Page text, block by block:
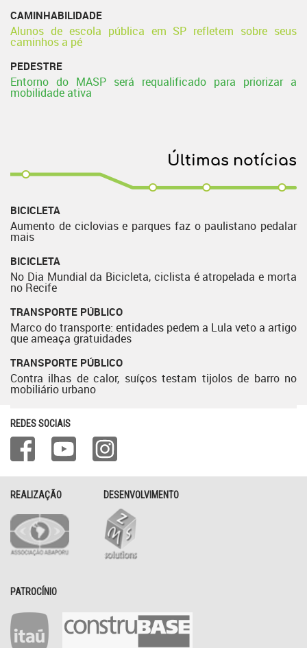
CAMINHABILIDADE
Alunos de escola pública em SP refletem sobre seus
caminhos a pé
PEDESTRE
Entorno do MASP será requalificado para priorizar a
mobilidade ativa
Últimas notícias
BICICLETA
Aumento de ciclovias e parques faz o paulistano pedalar
mais
BICICLETA
No Dia Mundial da Bicicleta, ciclista é atropelada e morta
no Recife
TRANSPORTE PÚBLICO
Marco do transporte: entidades pedem a Lula veto a artigo
que ameaça gratuidades
TRANSPORTE PÚBLICO
Contra ilhas de calor, suíços testam tijolos de barro no
mobiliário urbano
REDES SOCIAIS
REALIZAÇÃO DESENVOLVIMENTO
PATROCÍNIO